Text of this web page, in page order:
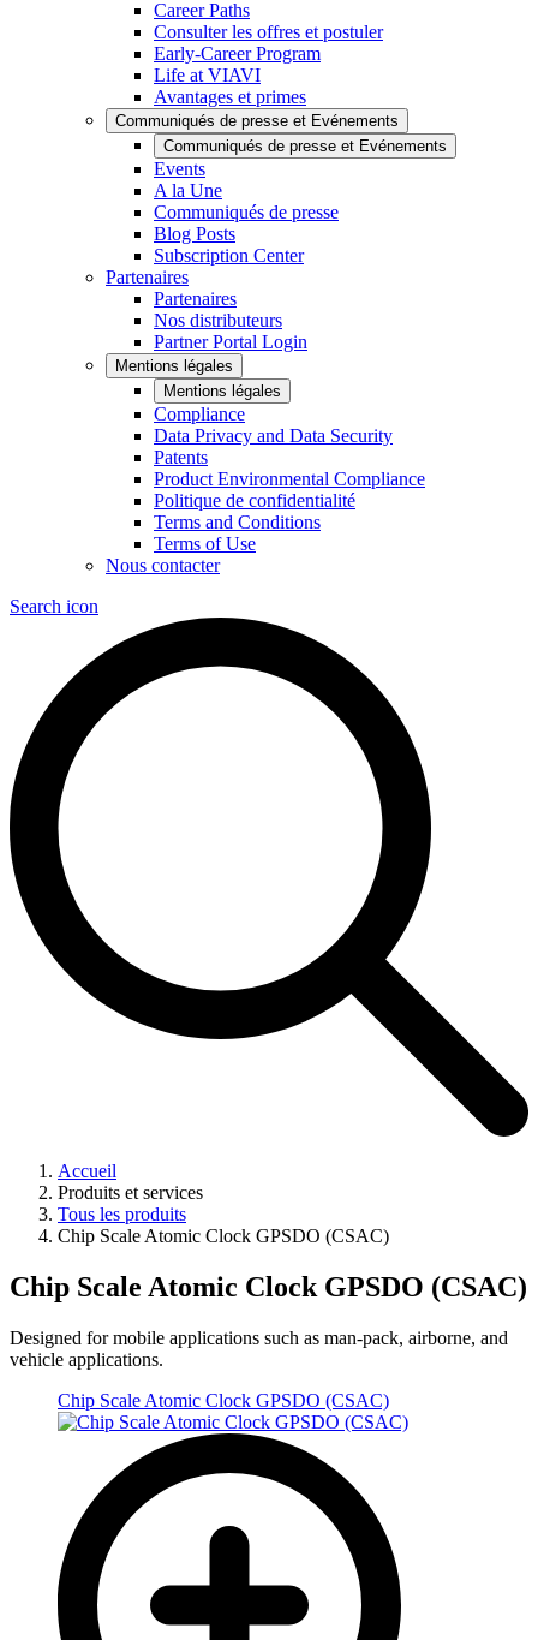
Career Paths
Consulter les offres et postuler
Early-Career Program
Life at VIAVI
Avantages et primes
Communiqués de presse et Evénements
Communiqués de presse et Evénements
Events
A la Une
Communiqués de presse
Blog Posts
Subscription Center
Partenaires
Partenaires
Nos distributeurs
Partner Portal Login
Mentions légales
Mentions légales
Compliance
Data Privacy and Data Security
Patents
Product Environmental Compliance
Politique de confidentialité
Terms and Conditions
Terms of Use
Nous contacter
Search icon
Accueil
Produits et services
Tous les produits
Chip Scale Atomic Clock GPSDO (CSAC)
Chip Scale Atomic Clock GPSDO (CSAC)
Designed for mobile applications such as man-pack, airborne, and
vehicle applications.
Chip Scale Atomic Clock GPSDO (CSAC)